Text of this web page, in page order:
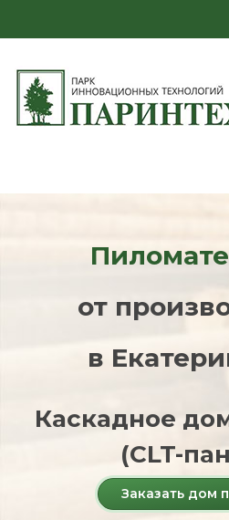
от
в
Каскадное
(CLT-
Заказать дом